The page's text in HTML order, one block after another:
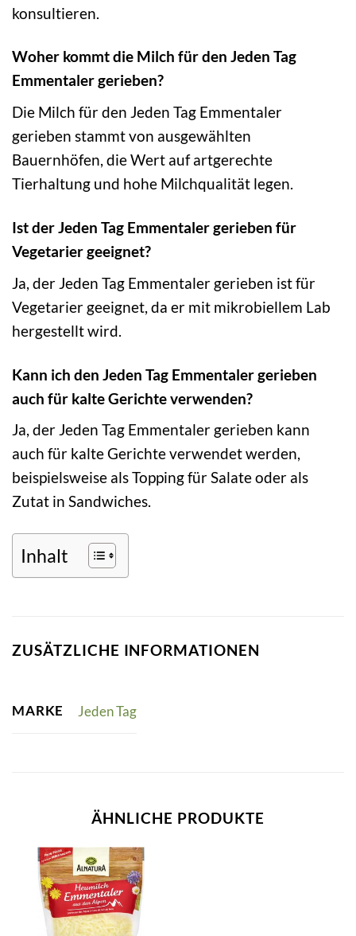
konsultieren.
Woher kommt die Milch für den Jeden Tag
Emmentaler gerieben?
Die Milch für den Jeden Tag Emmentaler
gerieben stammt von ausgewählten
Bauernhöfen, die Wert auf artgerechte
Tierhaltung und hohe Milchqualität legen.
Ist der Jeden Tag Emmentaler gerieben für
Vegetarier geeignet?
Ja, der Jeden Tag Emmentaler gerieben ist für
Vegetarier geeignet, da er mit mikrobiellem Lab
hergestellt wird.
Kann ich den Jeden Tag Emmentaler gerieben
auch für kalte Gerichte verwenden?
Ja, der Jeden Tag Emmentaler gerieben kann
auch für kalte Gerichte verwendet werden,
beispielsweise als Topping für Salate oder als
Zutat in Sandwiches.
Inhalt
ZUSÄTZLICHE INFORMATIONEN
MARKE Jeden Tag
ÄHNLICHE PRODUKTE